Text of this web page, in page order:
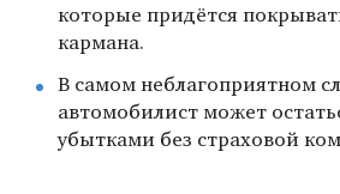
которые придётся
кармана.
В самом неблагоприятном
автомобилист может
убытками без страховой